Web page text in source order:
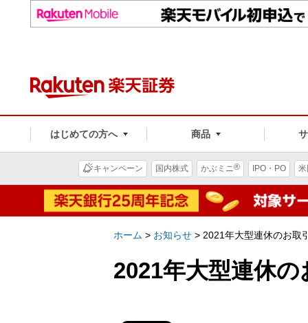
はじめての方へ 商品
キャンペーン 国内株式 かぶミニ® IPO・PO
ホーム > お知らせ > 2021年大型連休のお取
2021年大型連休